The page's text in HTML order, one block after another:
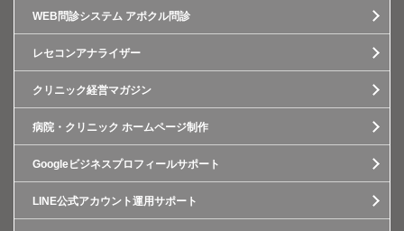
WEB問診システム アポクル問診
レセコンアナライザー
クリニック経営マガジン
病院・クリニック ホームページ制作
Googleビジネスプロフィールサポート
LINE公式アカウント運用サポート